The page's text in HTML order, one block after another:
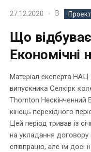
27.12.2020 В
Що
Економічні
Матеріал експерта
випускника Селкірк
Thornton Нескінченний
кінець перехідного
Цей період тривав із
на укладання
співпрацю, але їм досі